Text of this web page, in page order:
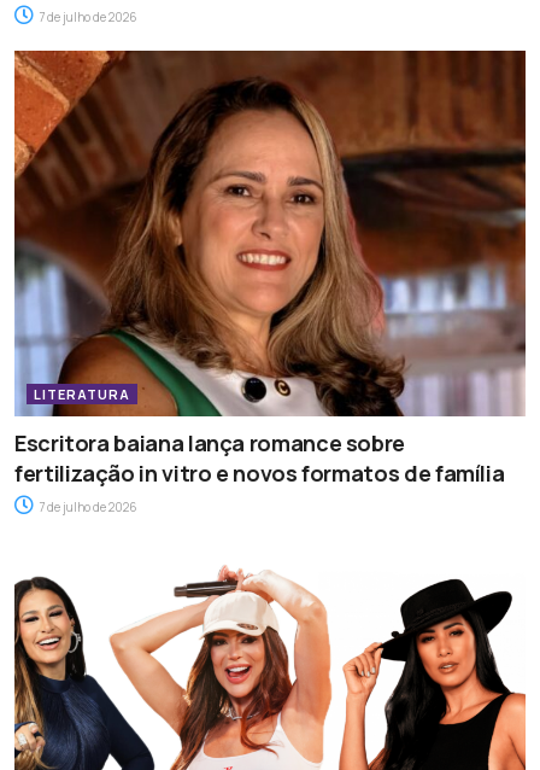
7 de julho de 2026
LITERATURA
Escritora baiana lança romance sobre
fertilização in vitro e novos formatos de família
7 de julho de 2026